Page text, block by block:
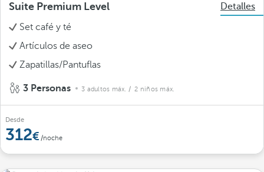
Suite Premium Level
Detalles
Set café y té
Artículos de aseo
Zapatillas/Pantuflas
3 Personas 3 adultos máx. / 2 niños máx.
Desde
312 /noche